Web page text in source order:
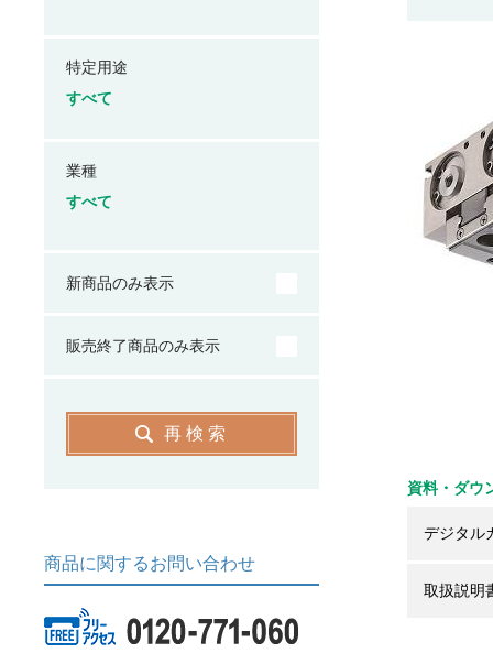
資料・ダウ
デジタル
取扱説明
特定用途
すべて
業種
すべて
新商品のみ表示
販売終了商品のみ表示
再検索
商品に関するお問い合わせ